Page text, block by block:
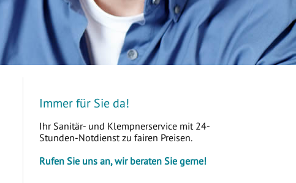
Immer für Sie da!
Ihr Sanitär- und Klempnerservice mit 24-
Stunden-Notdienst zu fairen Preisen.
Rufen Sie uns an, wir beraten Sie gerne!